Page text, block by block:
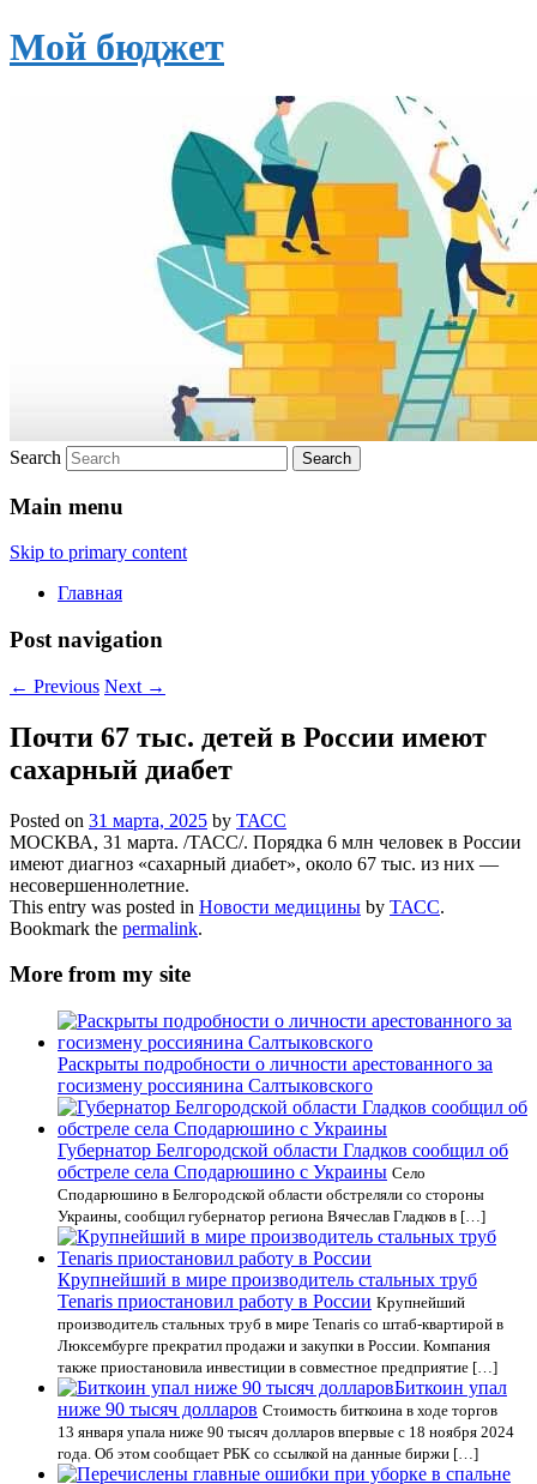
Мой бюджет
Search
Main menu
Skip to primary content
Главная
Post navigation
← Previous Next →
Почти 67 тыс. детей в России имеют
сахарный диабет
Posted on 31 марта, 2025 by ТАСС
МОСКВА, 31 марта. /ТАСС/. Порядка 6 млн человек в России
имеют диагноз «сахарный диабет», около 67 тыс. из них —
несовершеннолетние.
This entry was posted in Новости медицины by ТАСС.
Bookmark the permalink.
More from my site
Раскрыты подробности о личности арестованного за
госизмену россиянина Салтыковского
Губернатор Белгородской области Гладков сообщил об
обстреле села Сподарюшино с Украины Село
Сподарюшино в Белгородской области обстреляли со стороны
Украины, сообщил губернатор региона Вячеслав Гладков в […]
Крупнейший в мире производитель стальных труб
Tenaris приостановил работу в России Крупнейший
производитель стальных труб в мире Tenaris со штаб-квартирой в
Люксембурге прекратил продажи и закупки в России. Компания
также приостановила инвестиции в совместное предприятие […]
Биткоин упал
ниже 90 тысяч долларов Стоимость биткоина в ходе торгов
13 января упала ниже 90 тысяч долларов впервые с 18 ноября 2024
года. Об этом сообщает РБК со ссылкой на данные биржи […]